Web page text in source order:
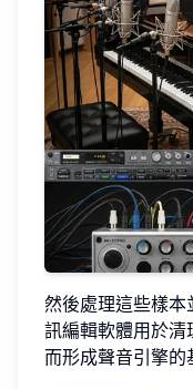
然後處理這些樣
訊編輯軟體用於
而形成聲音引擎的